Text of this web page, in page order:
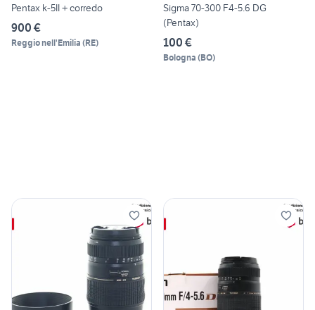
Pentax k-5II + corredo
900 €
Reggio nell'Emilia (RE)
Sigma 70-300 F4-5.6 DG
(Pentax)
100 €
Bologna (BO)